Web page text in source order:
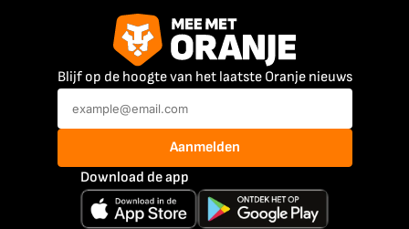
Blijf op de hoogte van het laatste Oranje nieuws
Aanmelden
Download de app